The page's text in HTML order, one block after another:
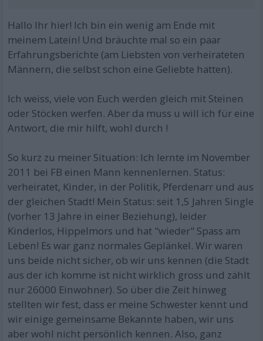
Hallo Ihr hier! Ich bin ein wenig am Ende mit
meinem Latein! Und bräuchte mal so ein paar
Erfahrungsberichte (am Liebsten von verheirateten
Männern, die selbst schon eine Geliebte hatten).
Ich weiss, viele von Euch werden gleich mit Steinen
oder Stöcken werfen. Aber da muss u will ich für eine
Antwort, die mir hilft, wohl durch !
So kurz zu meiner Situation: Ich lernte im November
2011 bei FB einen Mann kennenlernen. Status:
verheiratet, Kinder, in der Politik, Pferdenarr und aus
der gleichen Stadt! Mein Status: seit 1,5 Jahren Single
(vorher 13 Jahre in einer Beziehung), leider
Kinderlos, Hippelmors und hat "wieder" Spass am
Leben! Es war ganz normales Geplänkel. Wir waren
uns beide nicht sicher, ob wir uns kennen (die Stadt
aus der ich komme ist nicht wirklich gross und zählt
nur 26000 Einwohner). So über die Zeit hinweg
stellten wir fest, dass er meine Schwester kennt und
wir einige gemeinsame Bekannte haben, wir uns
aber wohl nicht persönlich kennen. Also, ganz